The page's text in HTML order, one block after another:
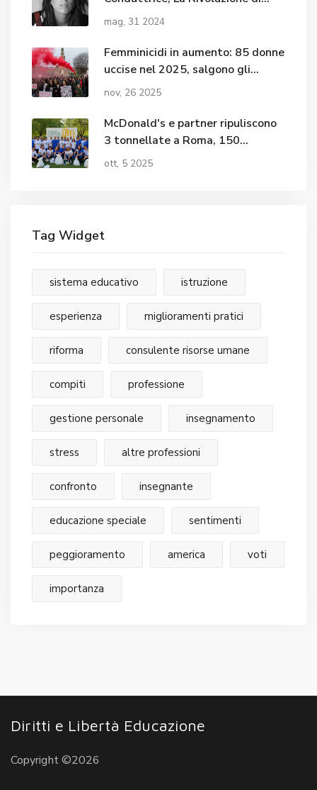
'The Last Dance'?
mag, 31 2024
Femminicidi in aumento: 85 donne
uccise nel 2025, salgono gli
overkilling al 22,4%
nov, 26 2025
McDonald's e partner ripuliscono
3 tonnellate a Roma, 150
volontari
ott, 5 2025
Tag Widget
sistema educativo istruzione
esperienza miglioramenti pratici
riforma consulente risorse umane
compiti professione
gestione personale insegnamento
stress altre professioni
confronto insegnante
educazione speciale sentimenti
peggioramento america voti
importanza
Diritti e Libertà Educazione
Copyright ©2026